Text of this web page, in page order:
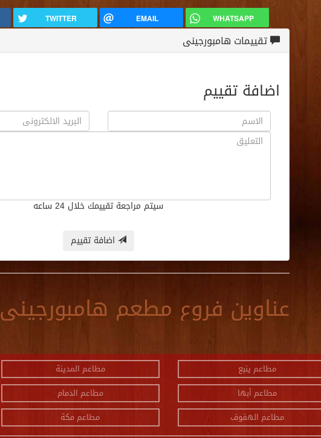
TWITTER EMAIL WHATSAPP
تقييمات هامبورجينى
اضافة تقييم
سيتم مراجعة تقييمك خلال 24 ساعه
عناوين فروع مطعم هامبورجينى
مطاعم ينبع مطاعم المدينة
مطاعم أبها مطاعم الدمام
مطاعم الهفوف مطاعم مكة